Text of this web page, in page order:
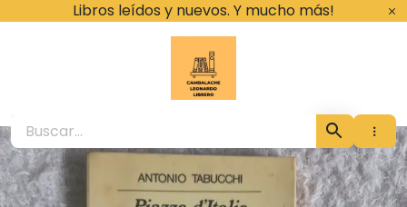
Libros leídos y nuevos. Y mucho más!
Cambalache